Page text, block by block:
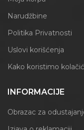
Narudžbine
Politika Privatnosti
Uslovi korišćenja
Kako koristimo
INFORMACIJE
Obrazac za